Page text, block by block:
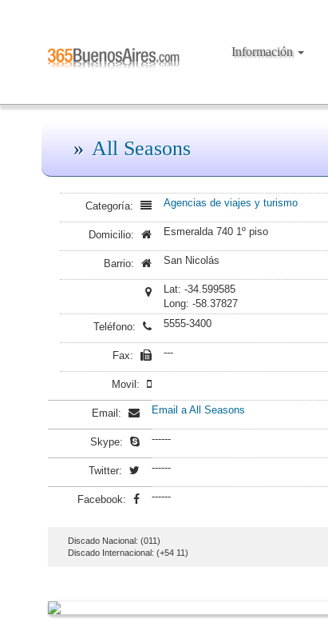
Información
All Seasons
Categoría: Agencias de viajes y turismo
Domicilio: Esmeralda 740 1º piso
Barrio: San Nicolás
Lat: -34.599585
Long: -58.37827
Teléfono:
5555-3400
Fax: ---
Movil:
Email: Email a All Seasons
Skype: ------
Twitter: ------
Facebook: ------
Discado Nacional: (011)
Discado Internacional: (+54 11)